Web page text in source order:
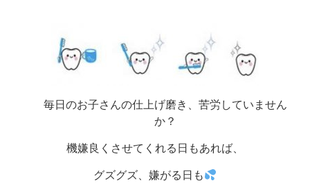
毎日のお子さんの仕上げ磨き、苦労していません
か？
機嫌良くさせてくれる日もあれば、
グズグズ、嫌がる日も